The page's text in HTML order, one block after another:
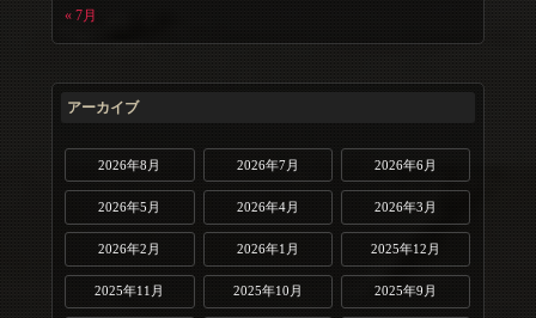
« 7月
アーカイブ
2026年8月 2026年7月 2026年6月
2026年5月 2026年4月 2026年3月
2026年2月 2026年1月 2025年12月
2025年11月 2025年10月 2025年9月